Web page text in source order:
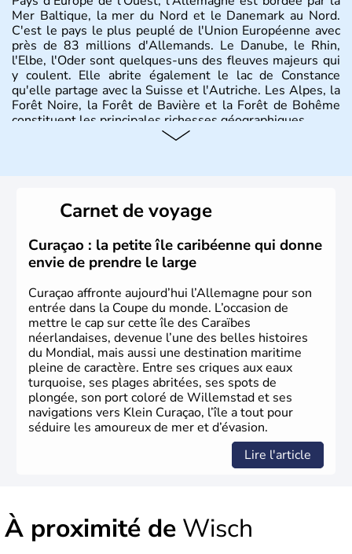
Mer Baltique, la mer du Nord et le Danemark au Nord.
C'est le pays le plus peuplé de l'Union Européenne avec
près de 83 millions d'Allemands. Le Danube, le Rhin,
l'Elbe, l'Oder sont quelques-uns des fleuves majeurs qui
y coulent. Elle abrite également le lac de Constance
qu'elle partage avec la Suisse et l'Autriche. Les Alpes, la
Forêt Noire, la Forêt de Bavière et la Forêt de Bohême
constituent les principales richesses géographiques.
lesquelles bénéficient d'une grande autonomie. Le pays
peut se targuer de grands noms qu'il a vu naître dans tous
les domaines, des arts à la politique en passant par la
philosophie. Hertz, Gutenberg, Heidegger, Thomas Mann,
Herman Hesse ou bien Hegel en font partie.
Carnet de voyage
Curaçao : la petite île caribéenne qui donne
envie de prendre le large
Curaçao affronte aujourd’hui l’Allemagne pour son
entrée dans la Coupe du monde. L’occasion de
mettre le cap sur cette île des Caraïbes
néerlandaises, devenue l’une des belles histoires
du Mondial, mais aussi une destination maritime
pleine de caractère. Entre ses criques aux eaux
turquoise, ses plages abritées, ses spots de
plongée, son port coloré de Willemstad et ses
navigations vers Klein Curaçao, l’île a tout pour
séduire les amoureux de mer et d’évasion.
Lire l'article
À proximité de Wisch